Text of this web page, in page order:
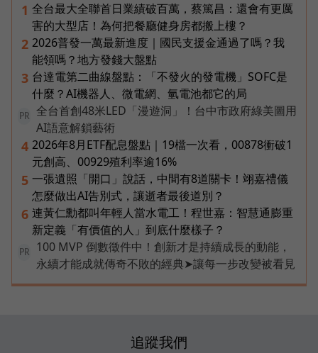
1 全台最大全聯首日業績破百萬，蔡篤昌：還會有更厲
害的大型店！為何把餐廳健身房都搬上樓？
2 2026普發一萬最新進度｜國民支援金通過了嗎？我
能領嗎？地方發錢大盤點
3 台達電第二曲線盤點：「不發火的發電機」SOFC是
什麼？AI機器人、微電網、氫電池都它的局
PR
全台首創48米LED「漫遊洞」！台中市政府綠美圖用
AI語意解鎖藝術
4 2026年8月ETF配息盤點｜19檔一次看，00878衝破1
元創高、00929殖利率逾16%
5 一張遺照「開口」說話，中間有8道關卡！翊嘉禮儀
怎麼做出AI告別式，讓逝者最後道別？
6 連黃仁勳都叫年輕人當水電工！程世嘉：智慧通膨重
新定義「有價值的人」到底什麼樣子？
PR
100 MVP 倒數徵件中！創新才是持續成長的動能，
永續才能成就傳奇不敗的經典➤讓每一步改變被看見
追蹤我們